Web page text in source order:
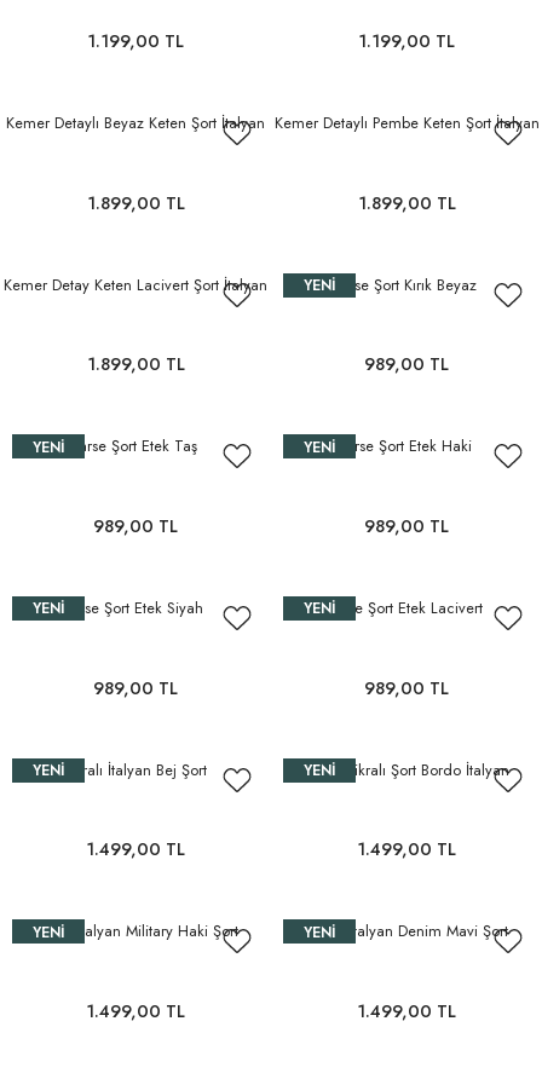
1.199,00 TL 1.199,00 TL
Kemer Detaylı Beyaz Keten Şort İtalyan
1.899,00 TL
Kemer Detaylı Pembe Keten Şort İtalyan
1.899,00 TL
Kemer Detay Keten Lacivert Şort İtalyan
1.899,00 TL
YENI Jarse Şort Kırık Beyaz
989,00 TL
YENI Jarse Şort Etek Taş
989,00 TL
YENI Jarse Şort Etek Haki
989,00 TL
YENI Jarse Şort Etek Siyah
989,00 TL
YENIJarse Şort Etek Lacivert
989,00 TL
YENI Likralı İtalyan Bej Şort
1.499,00 TL
YENI
Yırtıklı Likralı Şort Bordo İtalyan
1.499,00 TL
YENI
Likralı İtalyan Military Haki Şort
1.499,00 TL
YENI
Likralı İtalyan Denim Mavi Şort
1.499,00 TL